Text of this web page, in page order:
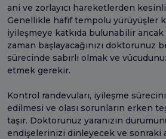
ani ve zorlayıcı hareketlerden
Genellikle hafif tempolu yürüyüşler
iyileşmeye katkıda bulunabilir
zaman başlayacağınızı doktorunuz
sürecinde sabırlı olmak ve
etmek gerekir.
Kontrol randevuları, iyileşme
edilmesi ve olası sorunların erken
taşır. Doktorunuz yaranızın
endişelerinizi dinleyecek ve sonraki